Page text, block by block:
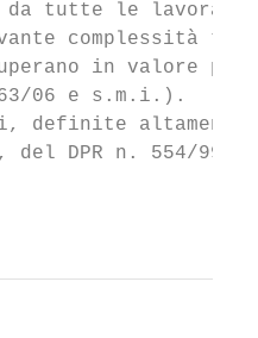
tutte le
complessità
in valore
06 e s.m.i.).
definite
DPR n. 554/99.